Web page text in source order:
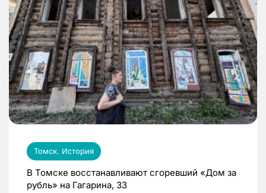
Томск. История
В Томске восстанавливают сгоревший «Дом за
рубль» на Гагарина, 33